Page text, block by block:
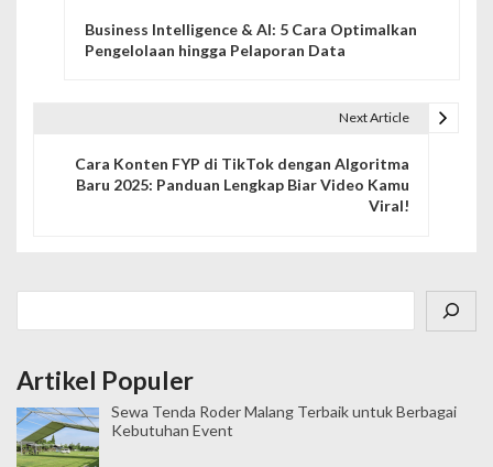
s
Business Intelligence & AI: 5 Cara Optimalkan
Pengelolaan hingga Pelaporan Data
Next Article
Cara Konten FYP di TikTok dengan Algoritma
Baru 2025: Panduan Lengkap Biar Video Kamu
Viral!
Artikel Populer
Sewa Tenda Roder Malang Terbaik untuk Berbagai
Kebutuhan Event